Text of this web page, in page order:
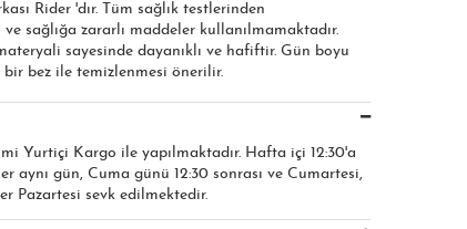
Rider 'dır. Tüm sağlık testlerinden
sağlığa zararlı maddeler kullanılmamaktadır.
sayesinde dayanıklı ve hafiftir. Gün boyu
bez ile temizlenmesi önerilir.
Yurtiçi Kargo ile yapılmaktadır. Hafta içi 12:30'a
aynı gün, Cuma günü 12:30 sonrası ve Cumartesi,
Pazartesi sevk edilmektedir.